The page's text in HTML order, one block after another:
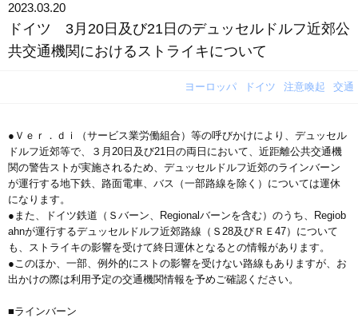
2023.03.20
ドイツ 3月20日及び21日のデュッセルドルフ近郊公
共交通機関におけるストライキについて
ヨーロッパ ドイツ 注意喚起 交通
●Ｖｅｒ．ｄｉ（サービス業労働組合）等の呼びかけにより、デュッセル
ドルフ近郊等で、３月20日及び21日の両日において、近距離公共交通機
関の警告ストが実施されるため、デュッセルドルフ近郊のラインバーン
が運行する地下鉄、路面電車、バス（一部路線を除く）については運休
になります。
●また、ドイツ鉄道（Ｓバーン、Regionalバーンを含む）のうち、Regiob
ahnが運行するデュッセルドルフ近郊路線（Ｓ28及びＲＥ47）について
も、ストライキの影響を受けて終日運休となるとの情報があります。
●このほか、一部、例外的にストの影響を受けない路線もありますが、お
出かけの際は利用予定の交通機関情報を予めご確認ください。
■ラインバーン